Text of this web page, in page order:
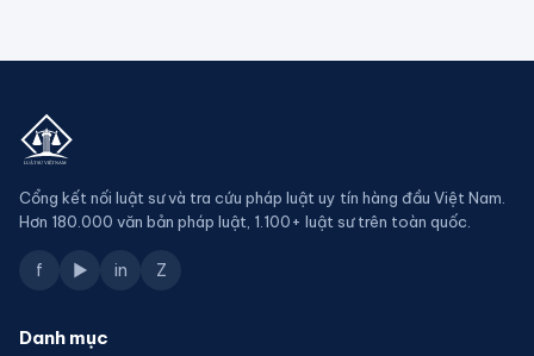
Cổng kết nối luật sư và tra cứu pháp luật uy tín hàng đầu Việt Nam.
Hơn 180.000 văn bản pháp luật, 1.100+ luật sư trên toàn quốc.
f ▶ in Z
Danh mục